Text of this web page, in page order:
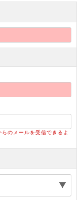
のメールを受信できるよ